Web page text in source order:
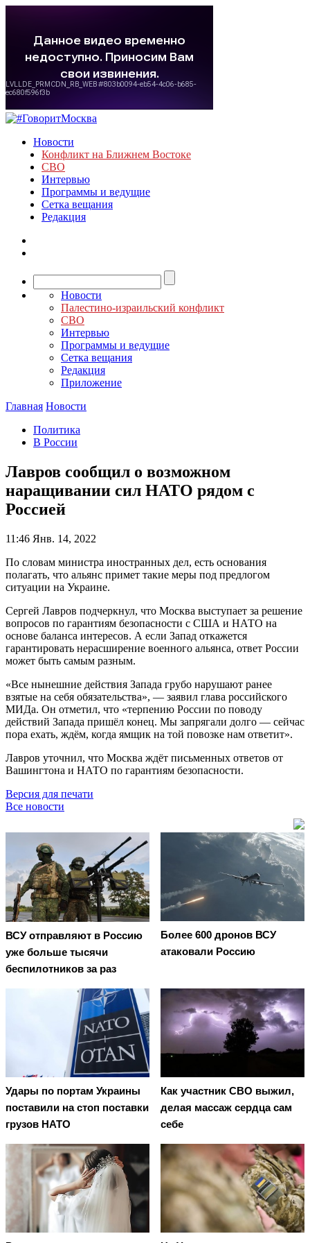
Новости
Конфликт на Ближнем Востоке
СВО
Интервью
Программы и ведущие
Сетка вещания
Редакция
Новости
Палестино-израильский конфликт
СВО
Интервью
Программы и ведущие
Сетка вещания
Редакция
Приложение
Главная Новости
Политика
В России
Лавров сообщил о возможном
наращивании сил НАТО рядом с
Россией
11:46 Янв. 14, 2022
По словам министра иностранных дел, есть основания
полагать, что альянс примет такие меры под предлогом
ситуации на Украине.
Сергей Лавров подчеркнул, что Москва выступает за решение
вопросов по гарантиям безопасности с США и НАТО на
основе баланса интересов. А если Запад откажется
гарантировать нерасширение военного альянса, ответ России
может быть самым разным.
«Все нынешние действия Запада грубо нарушают ранее
взятые на себя обязательства», — заявил глава российского
МИДа. Он отметил, что «терпению России по поводу
действий Запада пришёл конец. Мы запрягали долго — сейчас
пора ехать, ждём, когда ямщик на той повозке нам ответит».
Лавров уточнил, что Москва ждёт письменных ответов от
Вашингтона и НАТО по гарантиям безопасности.
Версия для печати
Все новости
ВСУ отправляют в Россию
уже больше тысячи
беспилотников за раз
Более 600 дронов ВСУ
атаковали Россию
Удары по портам Украины
поставили на стоп поставки
грузов НАТО
Как участник СВО выжил,
делая массаж сердца сам
себе